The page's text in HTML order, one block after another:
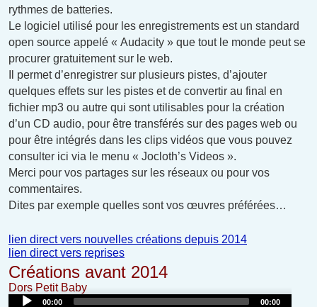
rythmes de batteries.
Le logiciel utilisé pour les enregistrements est un standard
open source appelé « Audacity » que tout le monde peut se
procurer gratuitement sur le web.
Il permet d’enregistrer sur plusieurs pistes, d’ajouter
quelques effets sur les pistes et de convertir au final en
fichier mp3 ou autre qui sont utilisables pour la création
d’un CD audio, pour être transférés sur des pages web ou
pour être intégrés dans les clips vidéos que vous pouvez
consulter ici via le menu « Jocloth’s Videos ».
Merci pour vos partages sur les réseaux ou pour vos
commentaires.
Dites par exemple quelles sont vos œuvres préférées…
lien direct vers nouvelles créations depuis 2014
lien direct vers reprises
Créations avant 2014
Dors Petit BabyAudio
Player
00:00 00:00